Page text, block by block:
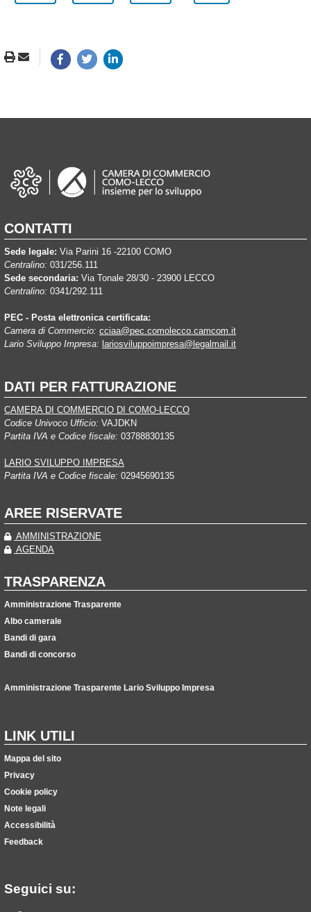
CONTATTI
Sede legale: Via Parini 16 -22100 COMO
Centralino: 031/256.111
Sede secondaria: Via Tonale 28/30 - 23900 LECCO
Centralino: 0341/292.111
PEC - Posta elettronica certificata:
Camera di Commercio: cciaa@pec.comolecco.camcom.it
Lario Sviluppo Impresa: lariosviluppoimpresa@legalmail.it
DATI PER FATTURAZIONE
CAMERA DI COMMERCIO DI COMO-LECCO
Codice Univoco Ufficio: VAJDKN
Partita IVA e Codice fiscale: 03788830135
LARIO SVILUPPO IMPRESA
Partita IVA e Codice fiscale: 02945690135
AREE RISERVATE
AMMINISTRAZIONE
AGENDA
TRASPARENZA
Amministrazione Trasparente
Albo camerale
Bandi di gara
Bandi di concorso
Amministrazione Trasparente Lario Sviluppo Impresa
LINK UTILI
Mappa del sito
Privacy
Cookie policy
Note legali
Accessibilità
Feedback
Seguici su: